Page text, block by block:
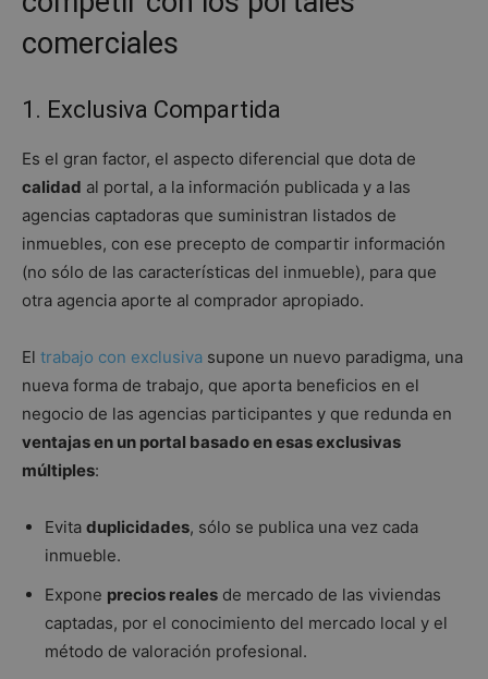
comerciales
1. Exclusiva Compartida
Es el gran factor, el aspecto diferencial que dota de
calidad al portal, a la información publicada y a las
agencias captadoras que suministran listados de
inmuebles, con ese precepto de compartir información
(no sólo de las características del inmueble), para que
otra agencia aporte al comprador apropiado.
El trabajo con exclusiva supone un nuevo paradigma, una
nueva forma de trabajo, que aporta beneficios en el
negocio de las agencias participantes y que redunda en
ventajas en un portal basado en esas exclusivas
múltiples:
Evita duplicidades, sólo se publica una vez cada
inmueble.
Expone precios reales de mercado de las viviendas
captadas, por el conocimiento del mercado local y el
método de valoración profesional.